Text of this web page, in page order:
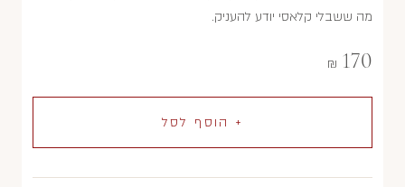
מה ששבלי קלאסי יודע להעניק.
170
₪
+ הוסף לסל